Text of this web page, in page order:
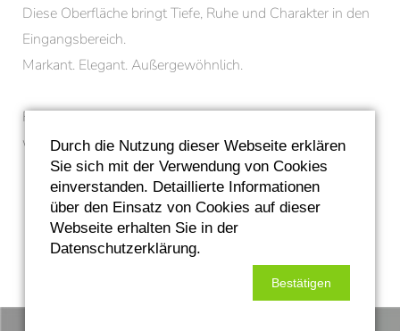
Diese Oberfläche bringt Tiefe, Ruhe und Charakter in den
Eingangsbereich.
Markant. Elegant. Außergewöhnlich.
Für Menschen, diekeine Haustür von der Stange
wollen.
Zurück zur Übersicht
Durch die Nutzung dieser Webseite erklären
Sie sich mit der Verwendung von Cookies
einverstanden. Detaillierte Informationen
über den Einsatz von Cookies auf dieser
Webseite erhalten Sie in der
Datenschutzerklärung.
Bestätigen